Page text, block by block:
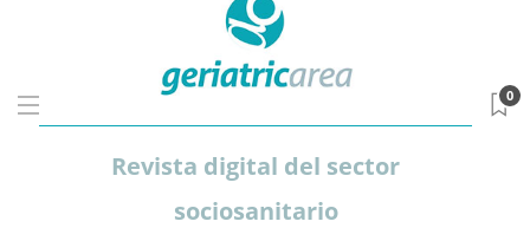
Revista digital del sector
sociosanitario
0